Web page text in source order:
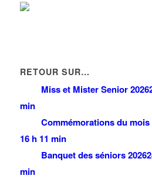
RETOUR SUR…
Miss et Mister Senior 2026
min
Commémorations du
16 h 11 min
Banquet des séniors 2026
min